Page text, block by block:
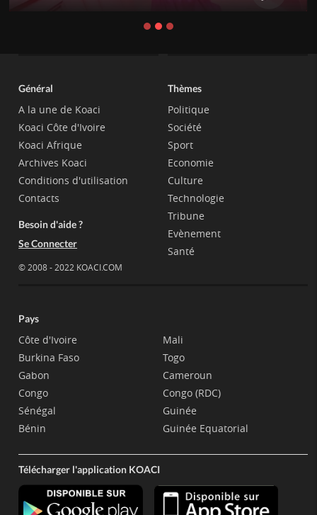
Général
A la une de Koaci
Koaci Côte d'Ivoire
Koaci Afrique
Archives Koaci
Conditions d'utilisation
Contacts
Besoin d'aide ?
Se Connecter
© 2008 - 2022 KOACI.COM
Thèmes
Politique
Société
Sport
Economie
Culture
Technologie
Tribune
Evènement
Santé
Pays
Côte d'Ivoire
Burkina Faso
Gabon
Congo
Sénégal
Bénin
Mali
Togo
Cameroun
Congo (RDC)
Guinée
Guinée Equatorial
Télécharger l'application KOACI